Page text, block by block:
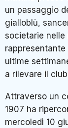
un passaggio
gialloblù,
societarie nelle
ultime
a rilevare il
Attraverso un
1907 ha
mercoledì 10